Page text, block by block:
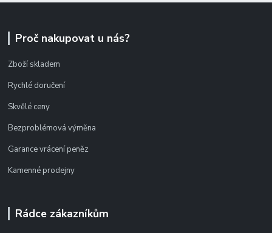
Proč nakupovat u nás?
Zboží skladem
Rychlé doručení
Skvělé ceny
Bezproblémová výměna
Garance vrácení peněz
Kamenné prodejny
Rádce zákazníkům